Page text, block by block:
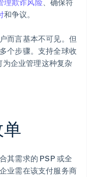
理欺诈风险、确保符
和争议。
而言基本不可见。但
个步骤。支持全球收
企业管理这种复杂
其需求的 PSP 或全
业需在该支付服务商